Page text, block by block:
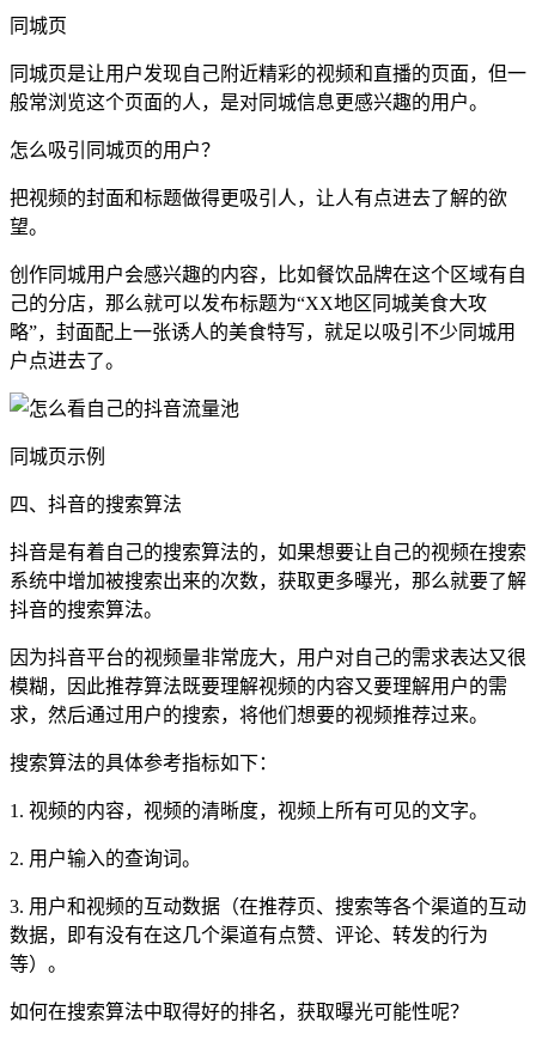
同城页
同城页是让用户发现自己附近精彩的视频和直播的页面，但一
般常浏览这个页面的人，是对同城信息更感兴趣的用户。
怎么吸引同城页的用户？
把视频的封面和标题做得更吸引人，让人有点进去了解的欲
望。
创作同城用户会感兴趣的内容，比如餐饮品牌在这个区域有自
己的分店，那么就可以发布标题为“XX地区同城美食大攻
略”，封面配上一张诱人的美食特写，就足以吸引不少同城用
户点进去了。
同城页示例
四、抖音的搜索算法
抖音是有着自己的搜索算法的，如果想要让自己的视频在搜索
系统中增加被搜索出来的次数，获取更多曝光，那么就要了解
抖音的搜索算法。
因为抖音平台的视频量非常庞大，用户对自己的需求表达又很
模糊，因此推荐算法既要理解视频的内容又要理解用户的需
求，然后通过用户的搜索，将他们想要的视频推荐过来。
搜索算法的具体参考指标如下：
1. 视频的内容，视频的清晰度，视频上所有可见的文字。
2. 用户输入的查询词。
3. 用户和视频的互动数据（在推荐页、搜索等各个渠道的互动
数据，即有没有在这几个渠道有点赞、评论、转发的行为
等）。
如何在搜索算法中取得好的排名，获取曝光可能性呢？